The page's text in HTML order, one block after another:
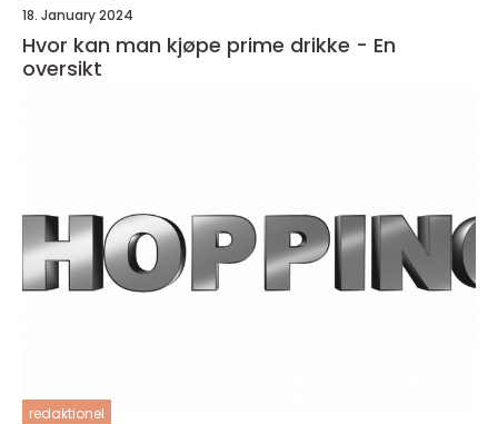
18. January 2024
Hvor kan man kjøpe prime drikke - En
oversikt
redaktionel